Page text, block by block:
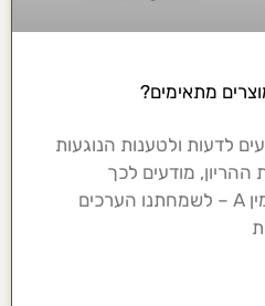
מתאימים?
לדעות ולטענות הנוגעות
מודעים לכך
שמזהירים אתכן לגבי ויטמין A – לשמחתנו הערכים